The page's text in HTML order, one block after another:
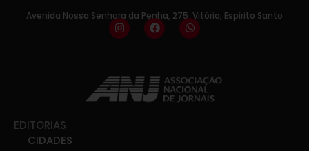
Avenida Nossa Senhora da Penha, 275, Vitória, Espírito Santo
EDITORIAS
CIDADES